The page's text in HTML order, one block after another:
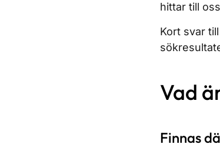
hittar till
Kort svar
Vad
Finnas